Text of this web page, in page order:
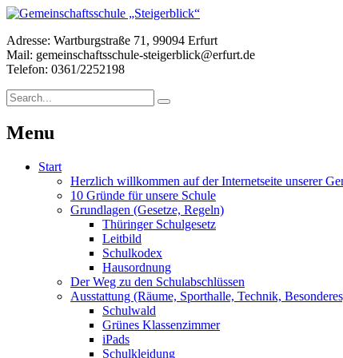
Adresse: Wartburgstraße 71, 99094 Erfurt
Mail: gemeinschaftsschule-steigerblick@erfurt.de
Telefon: 0361/2252198
Menu
Start
Herzlich willkommen auf der Internetseite unserer
10 Gründe für unsere Schule
Grundlagen (Gesetze, Regeln)
Thüringer Schulgesetz
Leitbild
Schulkodex
Hausordnung
Der Weg zu den Schulabschlüssen
Ausstattung (Räume, Sporthalle, Technik,
Schulwald
Grünes Klassenzimmer
iPads
Schulkleidung